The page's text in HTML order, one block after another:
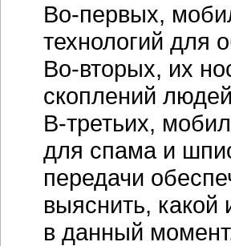
Во-первых,
технологий для
Во-вторых, их
скоплений
В-третьих,
для спама и
передачи
выяснить, какой
в данный